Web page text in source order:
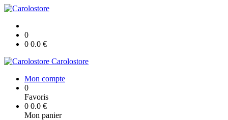
0
0 0.0 €
Carolostore
Mon compte
0
Favoris
0 0.0 €
Mon panier